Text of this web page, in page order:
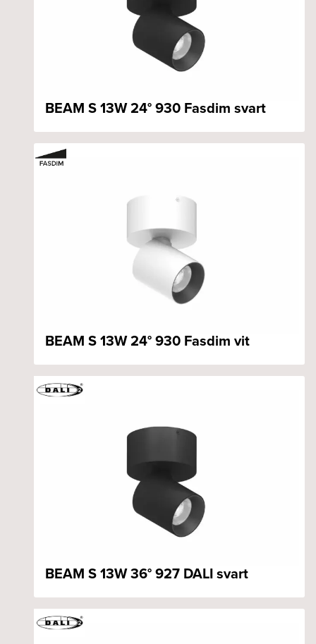
BEAM S 13W 24° 930 Fasdim svart
BEAM S 13W 24° 930 Fasdim vit
BEAM S 13W 36° 927 DALI svart